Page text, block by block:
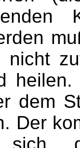
nicht
dem
Der
sich